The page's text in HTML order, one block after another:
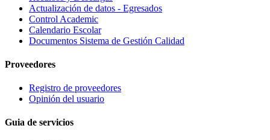
Actualización de datos - Egresados
Control Academic
Calendario Escolar
Documentos Sistema de Gestión Calidad
Proveedores
Registro de proveedores
Opinión del usuario
Guia de servicios